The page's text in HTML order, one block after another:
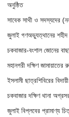
অনুষ্ঠিত
সাবেক সাথী ও সদস্যদের
জুলাই গণঅভ্যুত্থানের শহীদ
চকবাজার-বংশাল জোনের
মহানগরী দক্ষিণ জামায়াতের
ইসলামী ছাত্রশিবিরের
চকবাজার দক্ষিণ থানা
জুলাই বিপ্লবের প্রামাণ্য